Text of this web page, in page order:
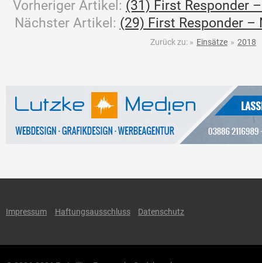
Vorheriger Artikel: (31) First Responder
Nächster Artikel: (29) First Responder
Zurück zu: » Einsätze » 2018
Impressum Haftungsausschluss Datenschutz